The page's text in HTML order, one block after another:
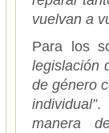
vuelvan a
Para los
legislación
de género
individual”.
manera